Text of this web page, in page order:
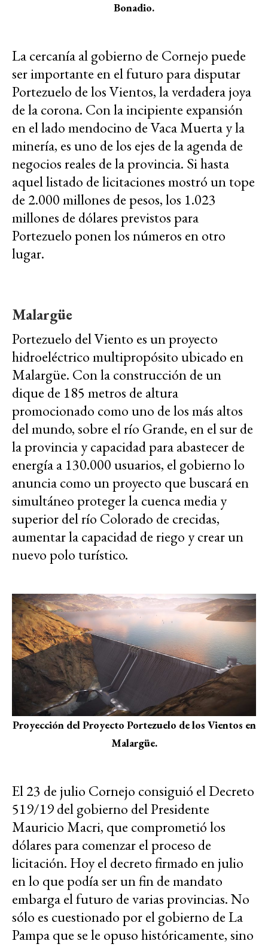
Bonadio.
La cercanía al gobierno de Cornejo puede
ser importante en el futuro para disputar
Portezuelo de los Vientos, la verdadera joya
de la corona. Con la incipiente expansión
en el lado mendocino de Vaca Muerta y la
minería, es uno de los ejes de la agenda de
negocios reales de la provincia. Si hasta
aquel listado de licitaciones mostró un tope
de 2.000 millones de pesos, los 1.023
millones de dólares previstos para
Portezuelo ponen los números en otro
lugar.
Malargüe
Portezuelo del Viento es un proyecto
hidroeléctrico multipropósito ubicado en
Malargüe. Con la construcción de un
dique de 185 metros de altura
promocionado como uno de los más altos
del mundo, sobre el río Grande, en el sur de
la provincia y capacidad para abastecer de
energía a 130.000 usuarios, el gobierno lo
anuncia como un proyecto que buscará en
simultáneo proteger la cuenca media y
superior del río Colorado de crecidas,
aumentar la capacidad de riego y crear un
nuevo polo turístico.
Proyección del Proyecto Portezuelo de los Vientos en
Malargüe.
El 23 de julio Cornejo consiguió el Decreto
519/19 del gobierno del Presidente
Mauricio Macri, que comprometió los
dólares para comenzar el proceso de
licitación. Hoy el decreto firmado en julio
en lo que podía ser un fin de mandato
embarga el futuro de varias provincias. No
sólo es cuestionado por el gobierno de La
Pampa que se le opuso históricamente, sino